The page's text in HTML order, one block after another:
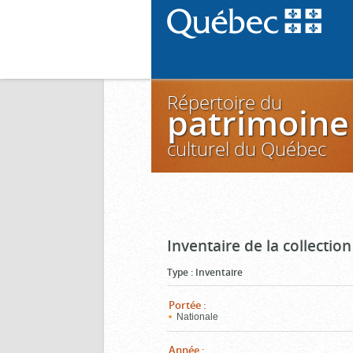
Répertoire du
patrimoine
culturel du Québec
Inventaire de la
Type : Inventaire
Portée :
Nationale